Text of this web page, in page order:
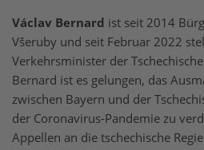
Václav Bernard ist seit 2014
Všeruby und seit Februar 2022
Verkehrsminister der
Bernard ist es gelungen, das
zwischen Bayern und der
der Coronavirus-Pandemie zu
Appellen an die tschechische